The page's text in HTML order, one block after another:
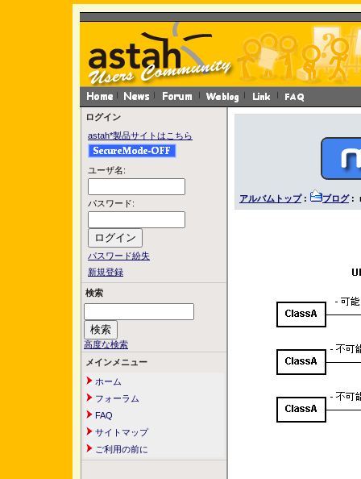
ログイン
astah*製品サイトはこちら
ユーザ名:
パスワード:
パスワード紛失
新規登録
検索
高度な検索
メインメニュー
ホーム
フォーラム
FAQ
サイトマップ
ご利用の前に
アルバムトップ: ブログ: